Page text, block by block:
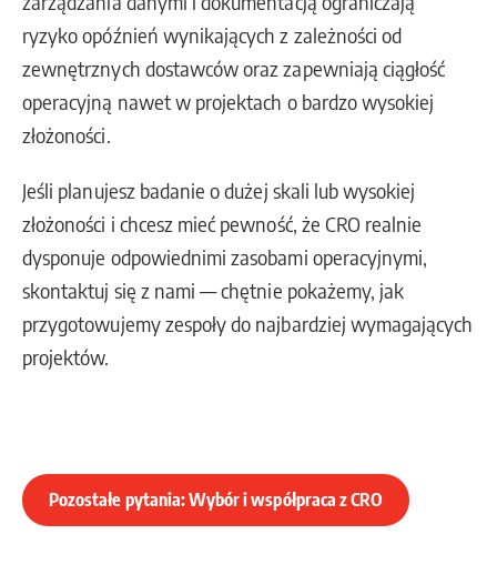
ryzyko opóźnień wynikających z zależności od
zewnętrznych dostawców oraz zapewniają ciągłość
operacyjną nawet w projektach o bardzo wysokiej
złożoności.
Jeśli planujesz badanie o dużej skali lub wysokiej
złożoności i chcesz mieć pewność, że CRO realnie
dysponuje odpowiednimi zasobami operacyjnymi,
skontaktuj się z nami — chętnie pokażemy, jak
przygotowujemy zespoły do najbardziej wymagających
projektów.
Pozostałe pytania: Wybór i współpraca z CRO